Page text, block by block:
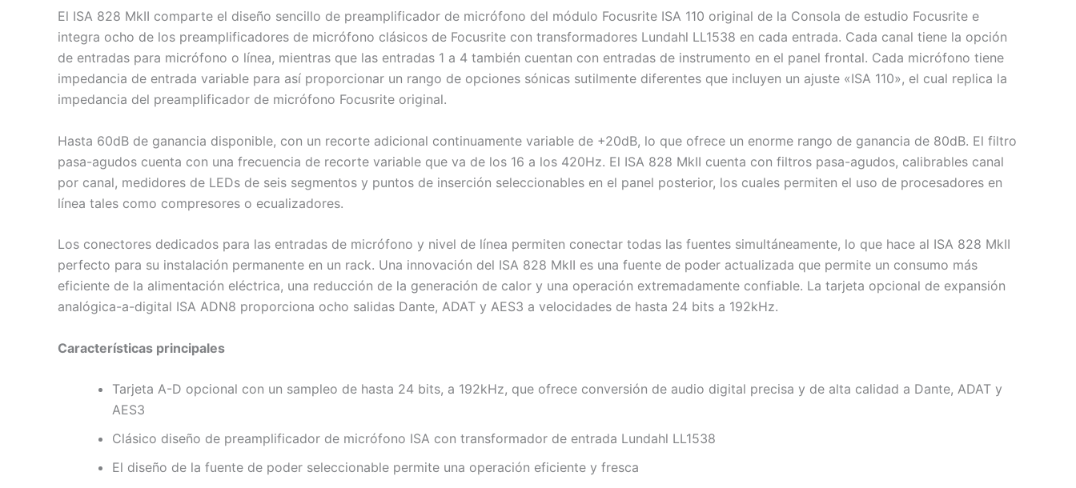
El ISA 828 MkII comparte el diseño sencillo de preamplificador de micrófono del módulo Focusrite ISA 110 original de la Consola de estudio Focusrite e
integra ocho de los preamplificadores de micrófono clásicos de Focusrite con transformadores Lundahl LL1538 en cada entrada. Cada canal tiene la opción
de entradas para micrófono o línea, mientras que las entradas 1 a 4 también cuentan con entradas de instrumento en el panel frontal. Cada micrófono tiene
impedancia de entrada variable para así proporcionar un rango de opciones sónicas sutilmente diferentes que incluyen un ajuste «ISA 110», el cual replica la
impedancia del preamplificador de micrófono Focusrite original.
Hasta 60dB de ganancia disponible, con un recorte adicional continuamente variable de +20dB, lo que ofrece un enorme rango de ganancia de 80dB. El filtro
pasa-agudos cuenta con una frecuencia de recorte variable que va de los 16 a los 420Hz. El ISA 828 MkII cuenta con filtros pasa-agudos, calibrables canal
por canal, medidores de LEDs de seis segmentos y puntos de inserción seleccionables en el panel posterior, los cuales permiten el uso de procesadores en
línea tales como compresores o ecualizadores.
Los conectores dedicados para las entradas de micrófono y nivel de línea permiten conectar todas las fuentes simultáneamente, lo que hace al ISA 828 MkII
perfecto para su instalación permanente en un rack. Una innovación del ISA 828 MkII es una fuente de poder actualizada que permite un consumo más
eficiente de la alimentación eléctrica, una reducción de la generación de calor y una operación extremadamente confiable. La tarjeta opcional de expansión
analógica-a-digital ISA ADN8 proporciona ocho salidas Dante, ADAT y AES3 a velocidades de hasta 24 bits a 192kHz.
Características principales
Tarjeta A-D opcional con un sampleo de hasta 24 bits, a 192kHz, que ofrece conversión de audio digital precisa y de alta calidad a Dante, ADAT y
AES3
Clásico diseño de preamplificador de micrófono ISA con transformador de entrada Lundahl LL1538
El diseño de la fuente de poder seleccionable permite una operación eficiente y fresca